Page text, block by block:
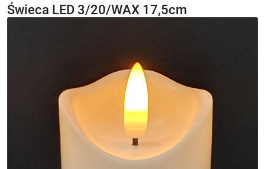
Świeca LED 3/20/WAX 17,5cm